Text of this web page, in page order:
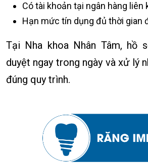
Có tài khoản tại ngân hàng liên
Hạn mức tín dụng đủ thời gian
Tại Nha khoa Nhân Tâm, hồ
duyệt ngay trong ngày và xử lý
đúng quy trình.